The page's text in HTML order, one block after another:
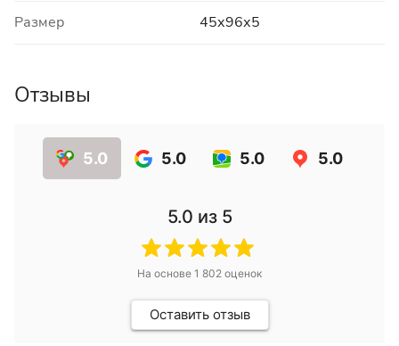
Размер 45х96х5
Отзывы
5.0 5.0 5.0 5.0
5.0 из 5
На основе 1 802 оценок
Оставить отзыв